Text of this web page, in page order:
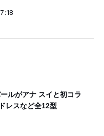
ルがアナ スイと初コラ
レスなど全12型